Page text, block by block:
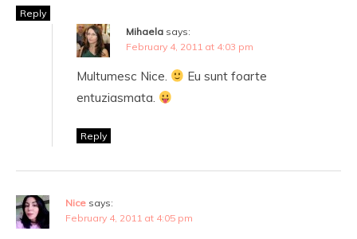
Reply
Mihaela says:
February 4, 2011 at 4:03 pm
Multumesc Nice.
Eu sunt foarte
entuziasmata.
Reply
Nice says:
February 4, 2011 at 4:05 pm